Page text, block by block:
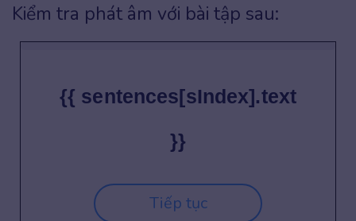
Kiểm tra phát âm với bài tập sau:
{{ sentences[sIndex].text
}}
Tiếp tục